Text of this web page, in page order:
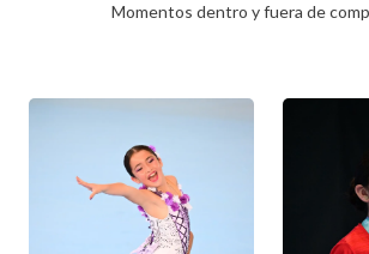
Momentos dentro y fuera de